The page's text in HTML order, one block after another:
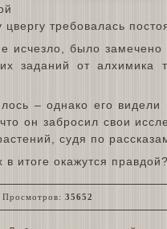
требовалась
исчезло, было замечено
заданий от
– однако его
он забросил свои
судя по рассказам
итоге окажутся
Просмотров: 35652